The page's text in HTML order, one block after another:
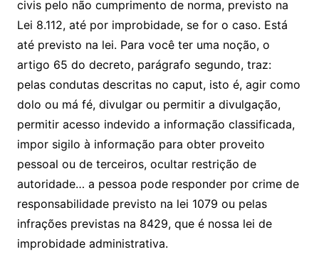
civis pelo não cumprimento de norma, previsto na
Lei 8.112, até por improbidade, se for o caso. Está
até previsto na lei. Para você ter uma noção, o
artigo 65 do decreto, parágrafo segundo, traz:
pelas condutas descritas no caput, isto é, agir como
dolo ou má fé, divulgar ou permitir a divulgação,
permitir acesso indevido a informação classificada,
impor sigilo à informação para obter proveito
pessoal ou de terceiros, ocultar restrição de
autoridade… a pessoa pode responder por crime de
responsabilidade previsto na lei 1079 ou pelas
infrações previstas na 8429, que é nossa lei de
improbidade administrativa.